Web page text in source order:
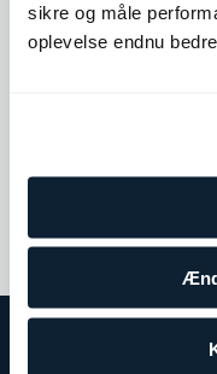
sikre og måle
oplevelse endnu bedre.